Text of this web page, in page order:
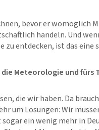
bevor er womöglich
handeln. Und
entdecken, ist das eine
Meteorologie und fürs
die wir haben. Da
um Lösungen: Wir
ein wenig mehr in